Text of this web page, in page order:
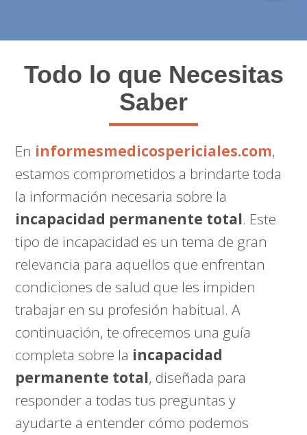
Todo lo que Necesitas
Saber
En informesmedicospericiales.com,
estamos comprometidos a brindarte toda
la información necesaria sobre la
incapacidad permanente total. Este
tipo de incapacidad es un tema de gran
relevancia para aquellos que enfrentan
condiciones de salud que les impiden
trabajar en su profesión habitual. A
continuación, te ofrecemos una guía
completa sobre la incapacidad
permanente total, diseñada para
responder a todas tus preguntas y
ayudarte a entender cómo podemos